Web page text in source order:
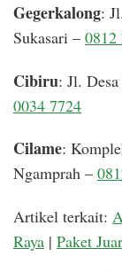
Gegerkalong:
Sukasari – 0812
Cibiru: Jl.
0034 7724
Cilame:
Ngamprah –
Artikel terkait:
Raya | Paket